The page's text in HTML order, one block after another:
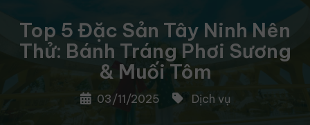
Top 5 Đặc Sản Tây Ninh Nên
Thử: Bánh Tráng Phơi Sương
& Muối Tôm
03/11/2025 Dịch vụ